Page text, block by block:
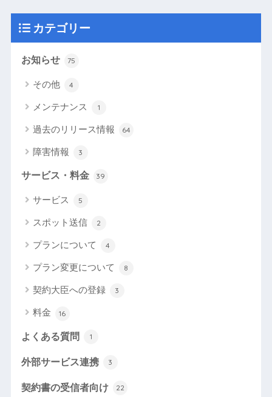
カテゴリー
お知らせ 75
その他 4
メンテナンス 1
過去のリリース情報 64
障害情報 3
サービス・料金 39
サービス 5
スポット送信 2
プランについて 4
プラン変更について 8
契約大臣への登録 3
料金 16
よくある質問 1
外部サービス連携 3
契約書の受信者向け 22